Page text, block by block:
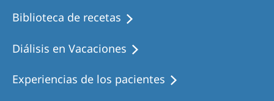
Biblioteca de recetas
Diálisis en Vacaciones
Experiencias de los pacientes